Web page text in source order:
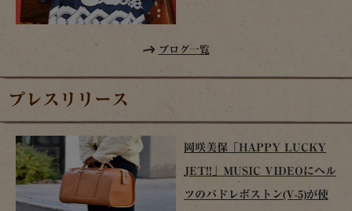
ブログ一覧
プレスリリース
岡咲美保「HAPPY LUCKY
JET!!」MUSIC VIDEOにヘル
ツのパドレボストン(V-5)が使